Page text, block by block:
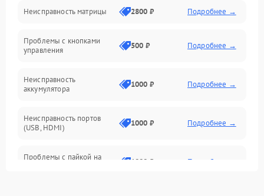
Управление
Механические повреждения
Неисправность матрицы 2800 ₽ Подробнее →
Проблемы с кнопками
управления
500 ₽ Подробнее →
Неисправность
аккумулятора
1000 ₽ Подробнее →
Неисправность портов
(USB, HDMI)
1000 ₽ Подробнее →
Проблемы с пайкой на
1000 ₽ Подробнее →